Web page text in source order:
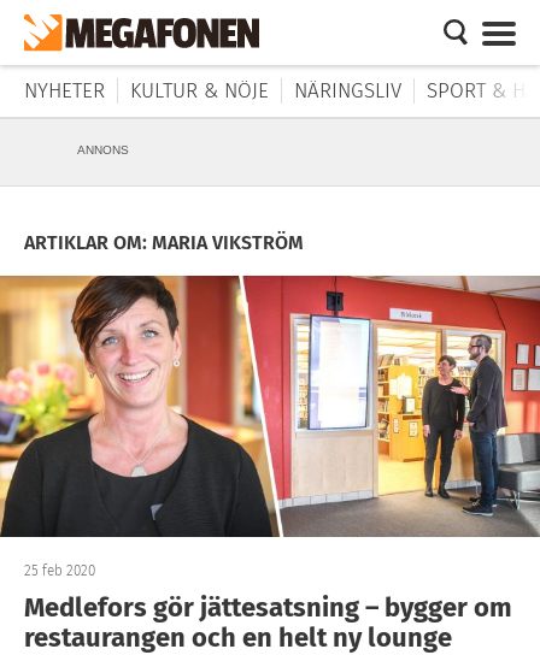
NYHETER KULTUR & NÖJE NÄRINGSLIV SPORT &
ANNONS
ARTIKLAR OM: MARIA VIKSTRÖM
25 feb 2020
Medlefors gör jättesatsning – bygger om
restaurangen och en helt ny lounge